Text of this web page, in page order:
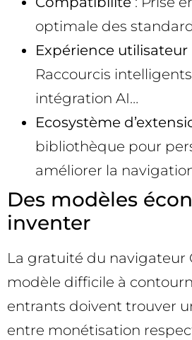
optimale des
Expérience
Raccourcis
intégration AI…
Ecosystème
bibliothèque pour
améliorer la
Des modèles
inventer
La gratuité du navigateur
modèle difficile à
entrants doivent trouver
entre monétisation